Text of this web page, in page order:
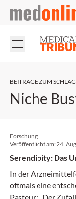
medonline
BEITRÄGE ZUM
Niche
Forschung
Veröffentlicht am:24.
Serendipity: Das
In der
oftmals eine
Pasteur: „Der